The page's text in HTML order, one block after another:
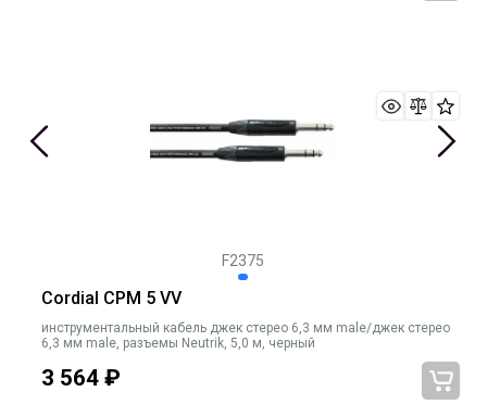
F2375
Cordial CPM 5 VV
инструментальный кабель джек стерео 6,3 мм male/джек стерео
6,3 мм male, разъемы Neutrik, 5,0 м, черный
3 564 ₽